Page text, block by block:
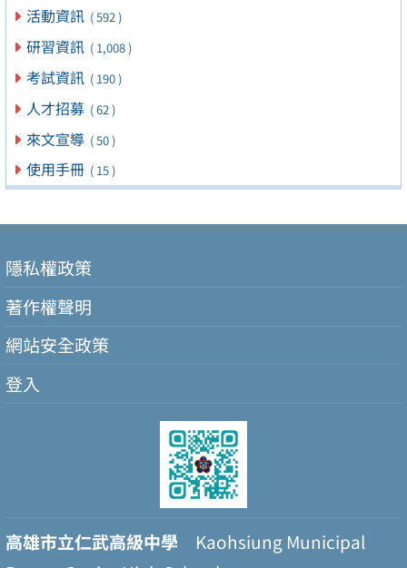
活動資訊 ( 592 )
研習資訊 ( 1,008 )
考試資訊 ( 190 )
人才招募 ( 62 )
來文宣導 ( 50 )
使用手冊 ( 15 )
隱私權政策
著作權聲明
網站安全政策
登入
高雄市立仁武高級中學 Kaohsiung Municipal